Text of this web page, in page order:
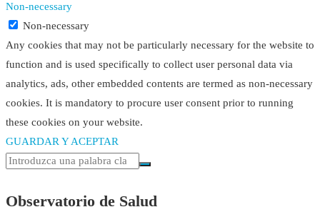
Non-necessary
Non-necessary
Any cookies that may not be particularly necessary for the website to
function and is used specifically to collect user personal data via
analytics, ads, other embedded contents are termed as non-necessary
cookies. It is mandatory to procure user consent prior to running
these cookies on your website.
GUARDAR Y ACEPTAR
Observatorio de Salud